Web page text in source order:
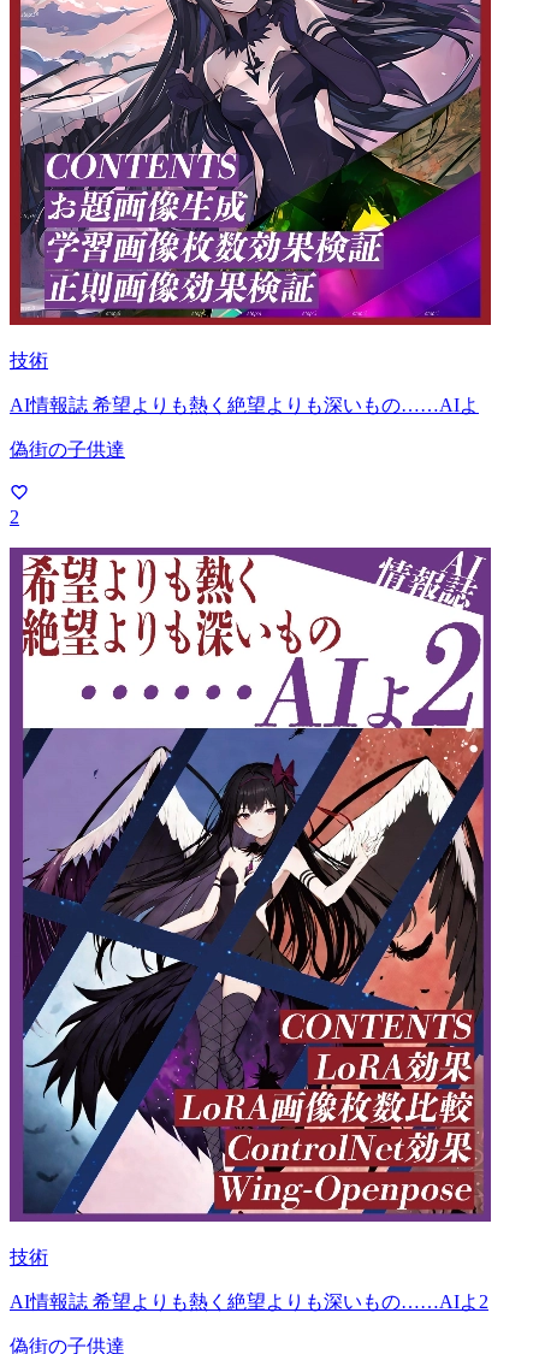
技術
AI情報誌 希望よりも熱く絶望よりも深いもの……AIよ
偽街の子供達
2
技術
AI情報誌 希望よりも熱く絶望よりも深いもの……AIよ2
偽街の子供達